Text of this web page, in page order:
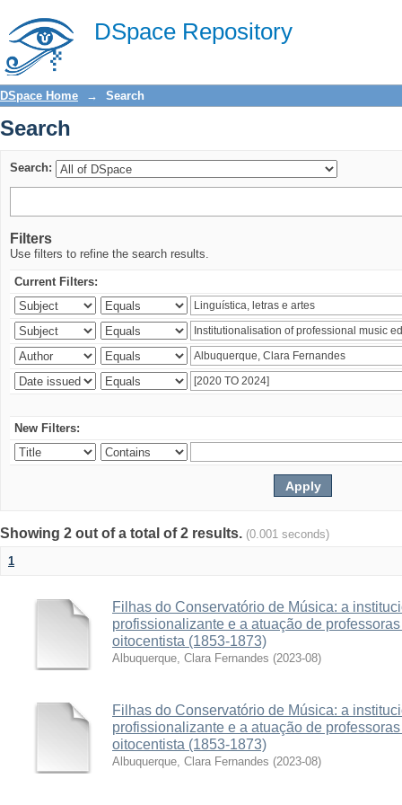
DSpace Repository
Search
DSpace Home → Search
Search
Search:
Filters
Use filters to refine the search results.
Current Filters:
New Filters:
Showing 2 out of a total of 2 results. (0.001 seconds)
1
Filhas do Conservatório de Música: a
profissionalizante e a atuação de
oitocentista (1853-1873)
Albuquerque, Clara Fernandes (2023-08)
Filhas do Conservatório de Música: a
profissionalizante e a atuação de
oitocentista (1853-1873)
Albuquerque, Clara Fernandes (2023-08)